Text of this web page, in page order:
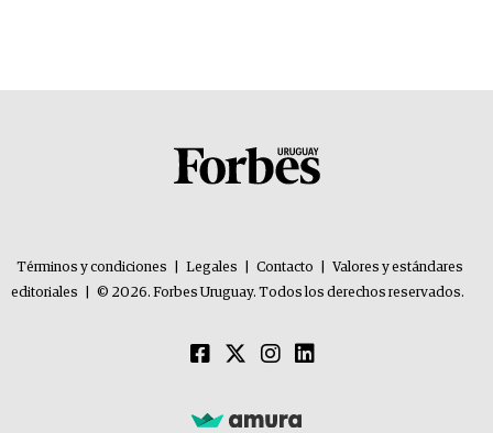
Términos y condiciones Legales Contacto
Valores y estándares
editoriales
© 2026. Forbes Uruguay. Todos los derechos reservados.